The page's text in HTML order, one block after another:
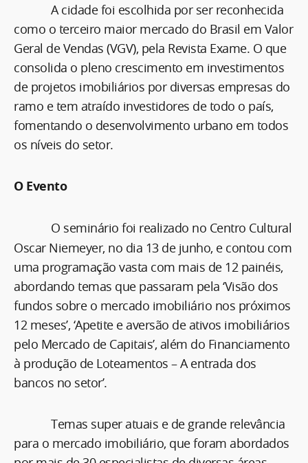
A cidade foi escolhida por ser reconhecida
como o terceiro maior mercado do Brasil em Valor
Geral de Vendas (VGV), pela Revista Exame. O que
consolida o pleno crescimento em investimentos
de projetos imobiliários por diversas empresas do
ramo e tem atraído investidores de todo o país,
fomentando o desenvolvimento urbano em todos
os níveis do setor.
O Evento
O seminário foi realizado no Centro Cultural
Oscar Niemeyer, no dia 13 de junho, e contou com
uma programação vasta com mais de 12 painéis,
abordando temas que passaram pela ‘Visão dos
fundos sobre o mercado imobiliário nos próximos
12 meses’, ‘Apetite e aversão de ativos imobiliários
pelo Mercado de Capitais’, além do Financiamento
à produção de Loteamentos – A entrada dos
bancos no setor’.
Temas super atuais e de grande relevância
para o mercado imobiliário, que foram abordados